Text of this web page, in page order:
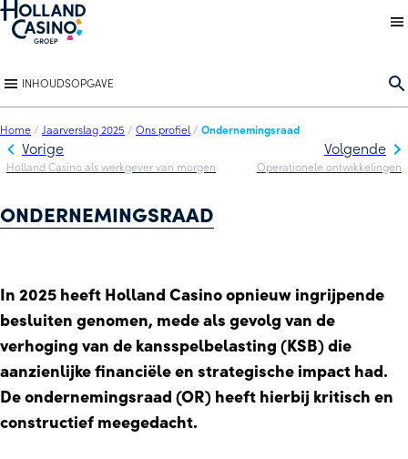
Back to homepage
INHOUDSOPGAVE
Home / Jaarverslag 2025 / Ons profiel / Ondernemingsraad
Volgende
Operationele ontwikkelingen
Vorige
Holland Casino als werkgever van morgen
ONDERNEMINGSRAAD
In 2025 heeft Holland Casino opnieuw ingrijpende
besluiten genomen, mede als gevolg van de
verhoging van de kansspelbelasting (KSB) die
aanzienlijke financiële en strategische impact had.
De ondernemingsraad (OR) heeft hierbij kritisch en
constructief meegedacht.